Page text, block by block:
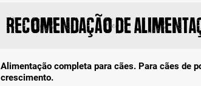
Recomendação de
Alimentação completa para cães. Para cães de
crescimento.